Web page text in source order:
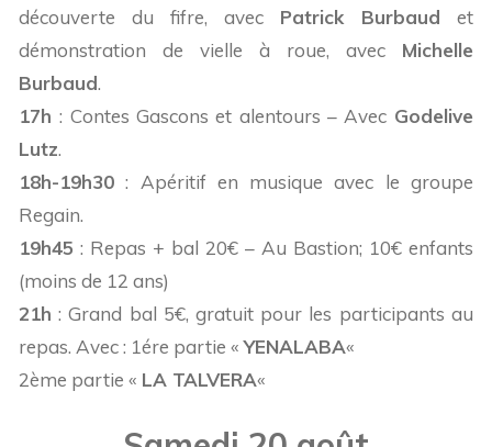
découverte du fifre, avec Patrick Burbaud et
démonstration de vielle à roue, avec Michelle
Burbaud.
17h: Contes Gascons et alentours – Avec Godelive
Lutz.
18h-19h30 : Apéritif en musique avec le groupe
Regain.
19h45 : Repas + bal 20€ – Au Bastion; 10€ enfants
(moins de 12 ans)
21h : Grand bal 5€, gratuit pour les participants au
repas. Avec : 1ére partie «YENALABA«
2ème partie « LA TALVERA«